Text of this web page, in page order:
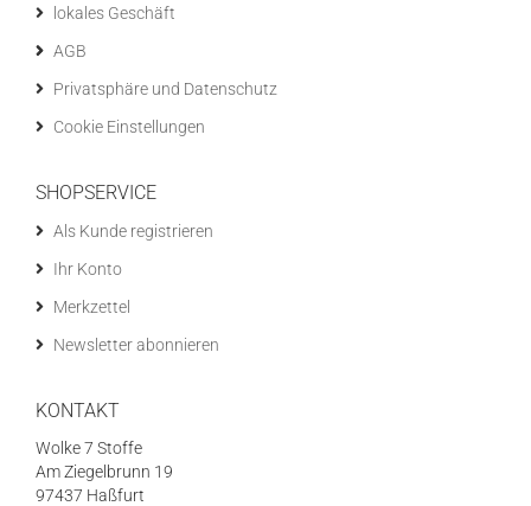
lokales Geschäft
AGB
Privatsphäre und Datenschutz
Cookie Einstellungen
SHOPSERVICE
Als Kunde registrieren
Ihr Konto
Merkzettel
Newsletter abonnieren
KONTAKT
Wolke 7 Stoffe
Am Ziegelbrunn 19
97437 Haßfurt